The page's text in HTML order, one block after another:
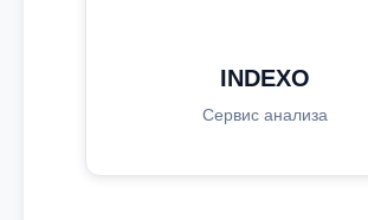
INDEXO
Сервис анализа